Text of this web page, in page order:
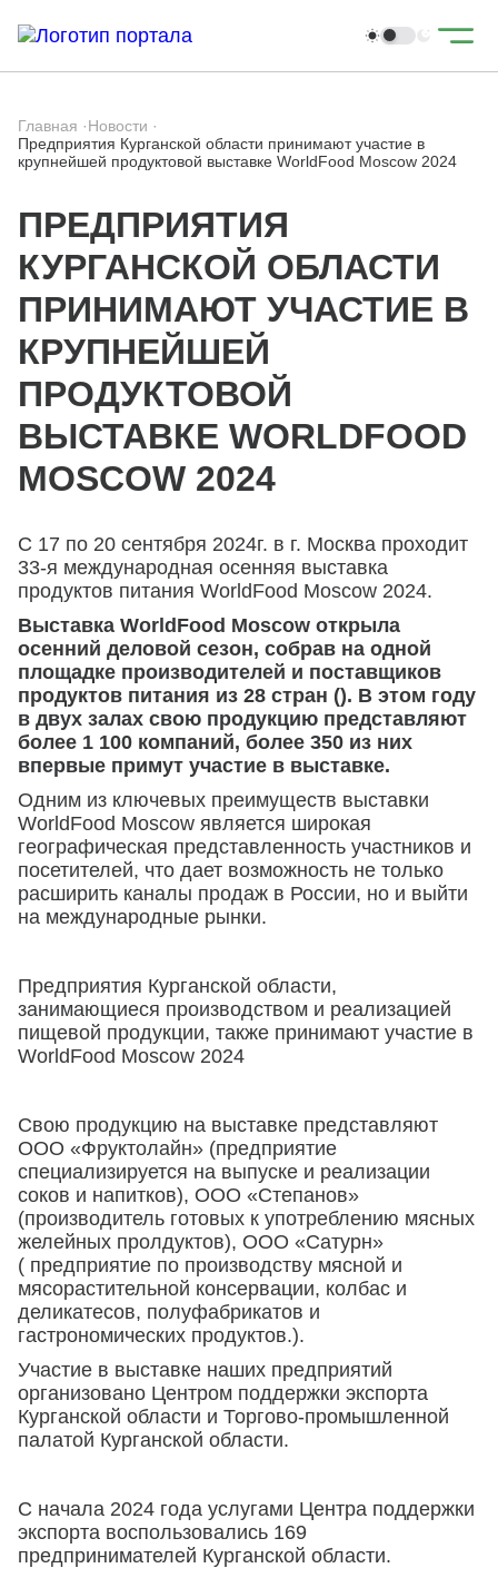
Главная ·Новости ·
Предприятия Курганской области принимают участие в
крупнейшей продуктовой выставке WorldFood Moscow 2024
ПРЕДПРИЯТИЯ
КУРГАНСКОЙ ОБЛАСТИ
ПРИНИМАЮТ УЧАСТИЕ В
КРУПНЕЙШЕЙ
ПРОДУКТОВОЙ
ВЫСТАВКЕ WORLDFOOD
MOSCOW 2024
С 17 по 20 сентября 2024г. в г. Москва проходит
33-я международная осенняя выставка
продуктов питания WorldFood Moscow 2024.
Выставка WorldFood Moscow открыла
осенний деловой сезон, собрав на одной
площадке производителей и поставщиков
продуктов питания из 28 стран (). В этом году
в двух залах свою продукцию представляют
более 1 100 компаний, более 350 из них
впервые примут участие в выставке.
Одним из ключевых преимуществ выставки
WorldFood Moscow является широкая
географическая представленность участников и
посетителей, что дает возможность не только
расширить каналы продаж в России, но и выйти
на международные рынки.
Предприятия Курганской области,
занимающиеся производством и реализацией
пищевой продукции, также принимают участие в
WorldFood Moscow 2024
Свою продукцию на выставке представляют
ООО «Фруктолайн» (предприятие
специализируется на выпуске и реализации
соков и напитков), ООО «Степанов»
(производитель готовых к употреблению мясных
желейных пролдуктов), ООО «Сатурн»
( предприятие по производству мясной и
мясорастительной консервации, колбас и
деликатесов, полуфабрикатов и
гастрономических продуктов.).
Участие в выставке наших предприятий
организовано Центром поддержки экспорта
Курганской области и Торгово-промышленной
палатой Курганской области.
С начала 2024 года услугами Центра поддержки
экспорта воспользовались 169
предпринимателей Курганской области.